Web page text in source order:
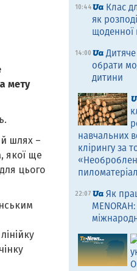
мету
шлях –
якої ще
цього
10:44
Клас
як
щоденної
14:00
обрати
дитини
навчальних
клірингу за
22:07
Як